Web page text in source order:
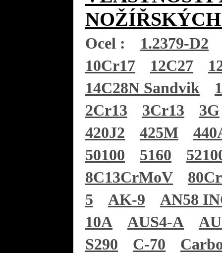
Ocel :
1.2379-D2
10Cr17
12C27
14C28N Sandvik
2Cr13
3Cr13
3G
420J2
425M
50100
5160
8C13CrMoV
5
AK-9
AN58
10A
AUS4-A
S290
C-70